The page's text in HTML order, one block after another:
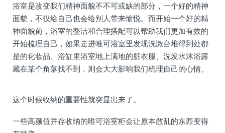
浴室是改变我们精神面貌不不可或缺的部分，一个好的精神
面貌，不仅给自己也会给别人带来愉悦。而开始一个好的精
神面貌前，浴室的整洁和合理搭配可以帮助我们更加有效的
开始梳理自己，如果走进唯可浴室里发现洗漱台堆得到处都
是的化妆品、浴缸里浴室地上满地的脏衣服、洗发水沐浴露
藏在某个角落找不到，则会大大影响我们梳理自己的心情。
这个时候收纳的重要性就突显出来了。
一些高颜值并存收纳的唯可浴室柜会让原本散乱的东西变得